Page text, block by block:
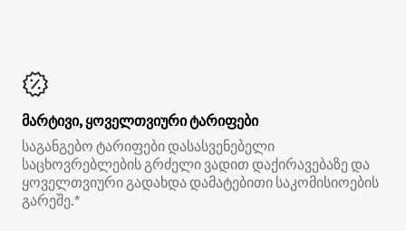
მარტივი, ყოველთვიური ტარიფები
საგანგებო ტარიფები დასასვენებელი
საცხოვრებლების გრძელი ვადით დაქირავებაზე და
ყოველთვიური გადახდა დამატებითი საკომისიოების
გარეშე.*